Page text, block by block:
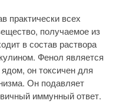
практически всех
получаемое из
в состав раствора
Фенол является
он токсичен для
Он подавляет
иммунный ответ.